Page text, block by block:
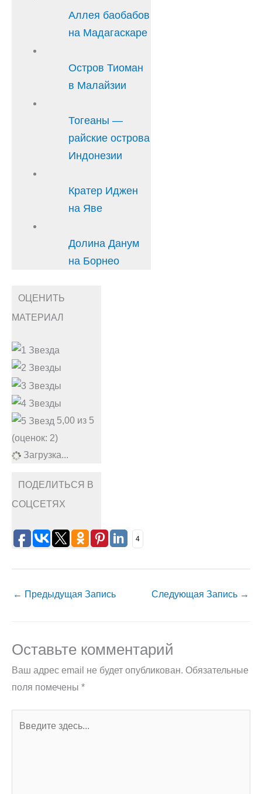
Аллея баобабов
на Мадагаскаре
Остров Тиоман
в Малайзии
Тогеаны —
райские острова
Индонезии
Кратер Иджен
на Яве
Долина Данум
на Борнео
ОЦЕНИТЬ
МАТЕРИАЛ
5,00 из 5
(оценок: 2)
Загрузка...
ПОДЕЛИТЬСЯ В
СОЦСЕТЯХ
4
← Предыдущая Запись Следующая Запись →
Оставьте комментарий
Ваш адрес email не будет опубликован. Обязательные
поля помечены *